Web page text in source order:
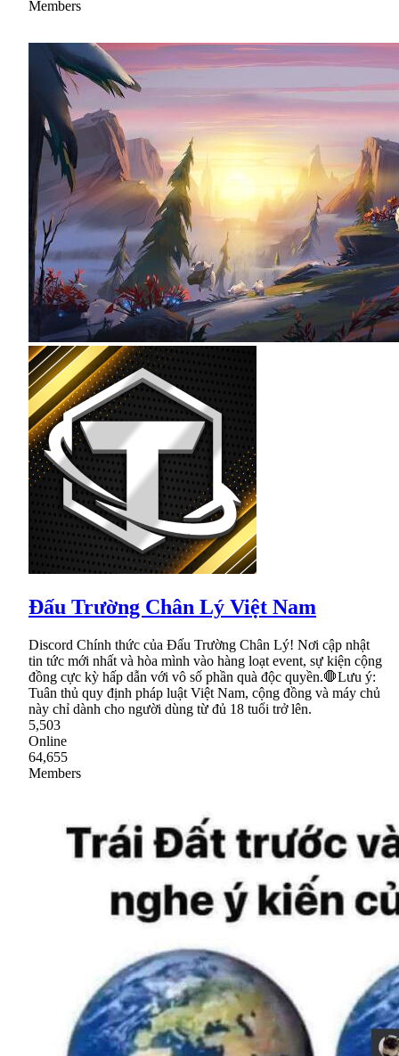
Members
Đấu Trường Chân Lý Việt Nam
Discord Chính thức của Đấu Trường Chân Lý! Nơi cập nhật
tin tức mới nhất và hòa mình vào hàng loạt event, sự kiện cộng
đồng cực kỳ hấp dẫn với vô số phần quà độc quyền.🛑Lưu ý:
Tuân thủ quy định pháp luật Việt Nam, cộng đồng và máy chủ
này chỉ dành cho người dùng từ đủ 18 tuổi trở lên.
5,503
Online
64,655
Members